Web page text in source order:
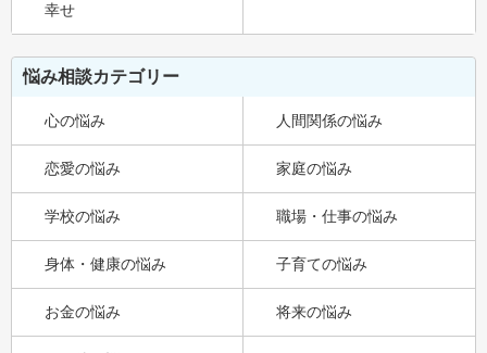
幸せ
悩み相談カテゴリー
心の悩み 人間関係の悩み
恋愛の悩み 家庭の悩み
学校の悩み 職場・仕事の悩み
身体・健康の悩み 子育ての悩み
お金の悩み 将来の悩み